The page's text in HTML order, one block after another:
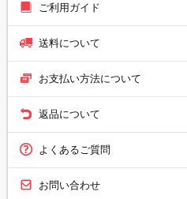
ご利用ガイド
送料について
お支払い方法について
返品について
よくあるご質問
お問い合わせ